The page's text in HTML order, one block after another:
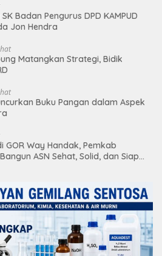
Badan Pengurus DPD KAMPUD
Jon Hendra
Matangkan Strategi, Bidik
Buku Pangan dalam Aspek
GOR Way Handak, Pemkab
ASN Sehat, Solid, dan Siap